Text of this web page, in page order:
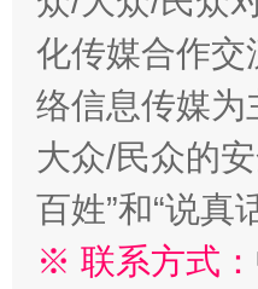
化传媒合作交
络信息传媒为
大众/民众的
百姓”和“说真
※ 联系方式：